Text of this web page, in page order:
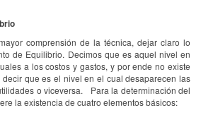
comprensión de la técnica, dejar claro lo
de Equilibrio. Decimos que es aquel nivel en
a los costos y gastos, y por ende no existe
que es el nivel en el cual desaparecen las
o viceversa. Para la determinación del
la existencia de cuatro elementos básicos: